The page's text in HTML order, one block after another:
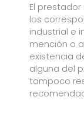
El
los
industrial e
mención o
existencia
alguna del
tampoco